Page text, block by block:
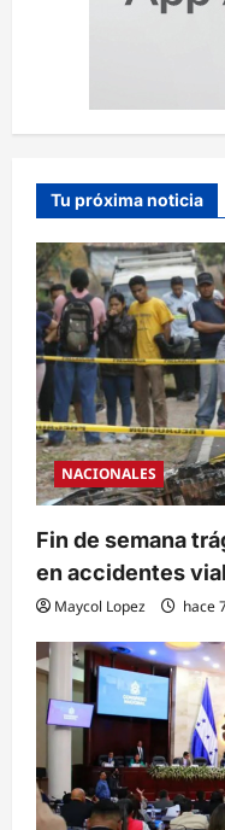
Tu próxima noticia
NACIONALES
Fin de semana
en accidentes
Maycol Lopez hace